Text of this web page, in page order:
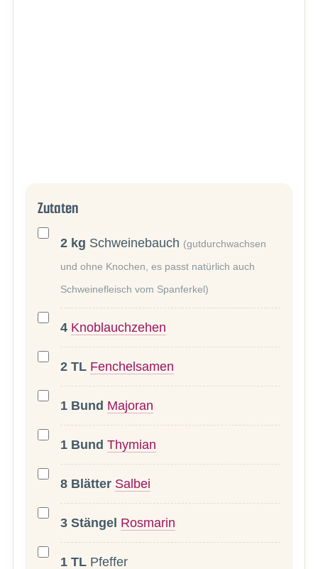
Zutaten
2 kg Schweinebauch (gutdurchwachsen
und ohne Knochen, es passt natürlich auch
Schweinefleisch vom Spanferkel)
4 Knoblauchzehen
2 TL Fenchelsamen
1 Bund Majoran
1 Bund Thymian
8 Blätter Salbei
3 Stängel Rosmarin
1 TL Pfeffer